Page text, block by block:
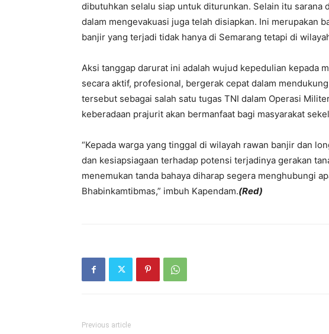
dibutuhkan selalu siap untuk diturunkan. Selain itu sarana
dalam mengevakuasi juga telah disiapkan. Ini merupakan
banjir yang terjadi tidak hanya di Semarang tetapi di
Aksi tanggap darurat ini adalah wujud kepedulian kepada
secara aktif, profesional, bergerak cepat dalam
tersebut sebagai salah satu tugas TNI dalam Operasi
keberadaan prajurit akan bermanfaat bagi masyarakat
“Kepada warga yang tinggal di wilayah rawan banjir dan
dan kesiapsiagaan terhadap potensi terjadinya gerakan
menemukan tanda bahaya diharap segera menghubungi
Bhabinkamtibmas,” imbuh Kapendam.(Red)
Previous article